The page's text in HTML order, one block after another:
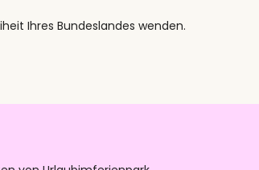
Ihres Bundeslandes wenden.